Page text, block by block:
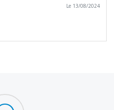
Le 13/08/2024